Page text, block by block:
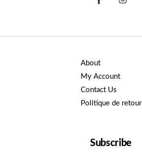
About
My Account
Contact Us
Politique de retour
Subscribe